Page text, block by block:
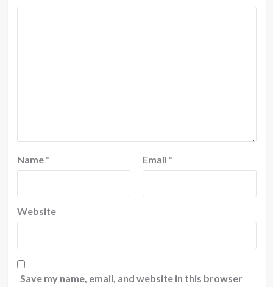
Name * Email *
Website
Save my name, email, and website in this browser